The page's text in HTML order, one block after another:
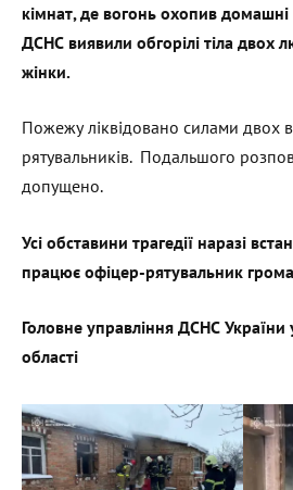
кімнат, де вогонь охопив домашні
ДСНС виявили обгорілі тіла двох
жінки.
Пожежу ліквідовано силами двох
рятувальників. Подальшого
допущено.
Усі обставини трагедії наразі
працює офіцер-рятувальник
Головне управління ДСНС
області